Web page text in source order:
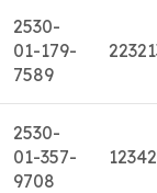
2530-
01-179-
7589
2530-
01-357-
9708